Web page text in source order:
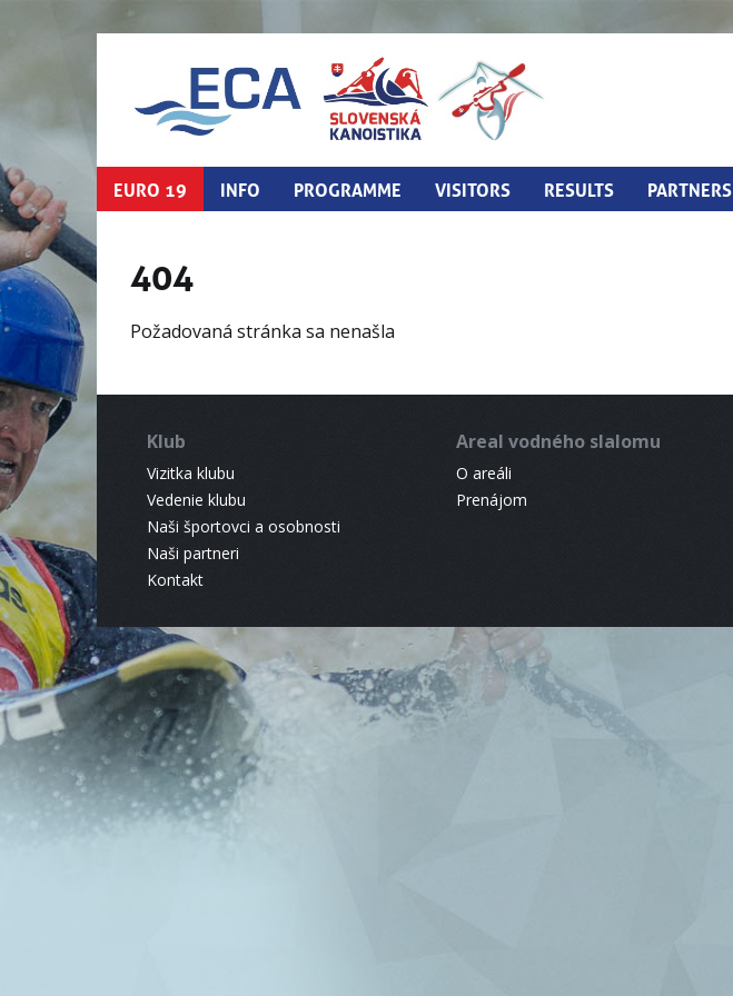
EURO 19 INFO PROGRAMME VISITORS RESULTS PARTNERS
404
Požadovaná stránka sa nenašla
Klub
Vizitka klubu
Vedenie klubu
Naši športovci a osobnosti
Naši partneri
Kontakt
Areal vodného slalomu
O areáli
Prenájom